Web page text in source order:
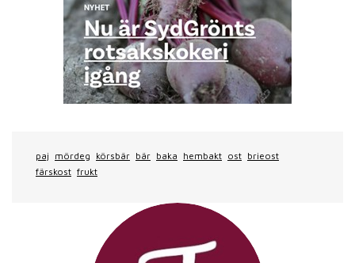
paj mördeg körsbär bär baka hembakt ost brieost
färskost frukt